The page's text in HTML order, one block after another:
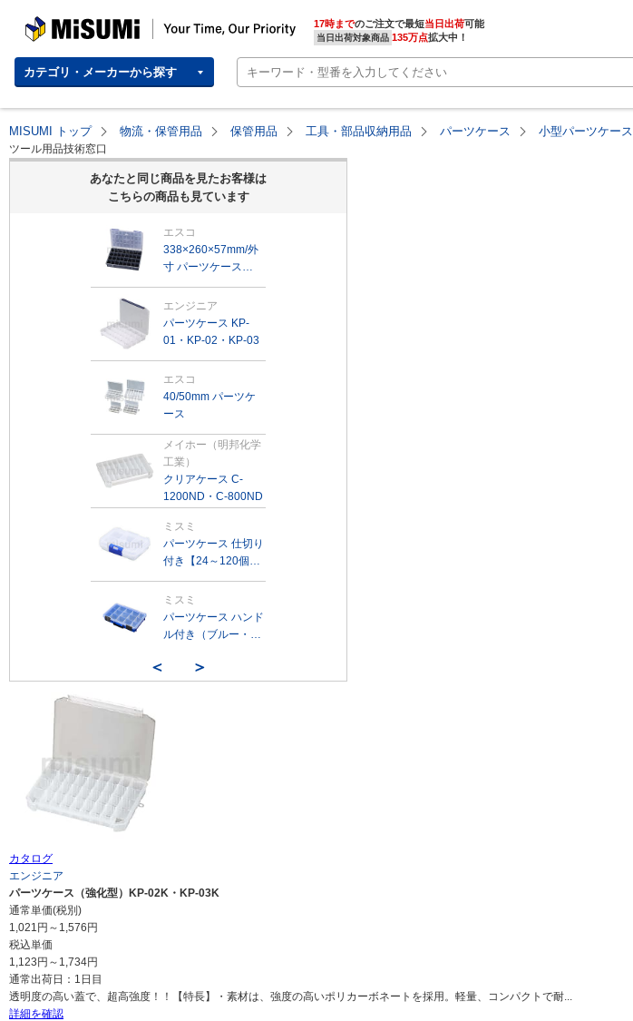
MISUMI | Your Time, Our Priority 17時までのご注文で最短当日出荷
当日出荷対象商品 135万点拡大中！
カテゴリ・メーカーから探す
MISUMI トップ 物流・保管用品 保管用品 工具・部品収納用品 パーツケース 小型パーツケース
ツール用品技術窓口
あなたと同じ商品を見たお客様は
こちらの商品も見ています
エスコ
338×260×57mm/外
寸 パーツケース
EA508KE-9
エンジニア
パーツケース KP-
01・KP-02・KP-03
エスコ
40/50mm パーツケ
ース
メイホー（明邦化学
工業）
クリアケース C-
1200ND・C-800ND
ミスミ
パーツケース 仕切り
付き【24～120個入
り】
ミスミ
パーツケース ハンド
ル付き（ブルー・ク
＜ ＞
カタログ
エンジニア
パーツケース（強化型）KP-02K・KP-03K
通常単価(税別)
1,021 円 ～ 1,576 円
税込単価
1,123 円 ～ 1,734円
通常出荷日： 1日目
透明度の高い蓋で、超高強度！！【特長】・素材は、強度の高いポリカーボネートを採用。軽量、コンパクトで耐...
詳細を確認